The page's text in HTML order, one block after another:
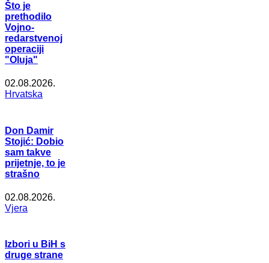
Što je
prethodilo
Vojno-
redarstvenoj
operaciji
"Oluja"
02.08.2026.
Hrvatska
Don Damir
Stojić: Dobio
sam takve
prijetnje, to je
strašno
02.08.2026.
Vjera
Izbori u BiH s
druge strane